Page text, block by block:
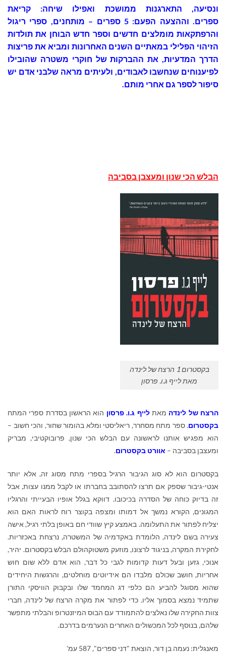
ונסיעה, התארגנות ממושכת ואפילו שיחה: קריאת
ספרים. וההצעה הפעם: 5 ספרים – מותחנים, ספרי ריגול
והרפתקאות מומלצים חדשים וספר חדש הבוחן את תולדות
הזיהוי הפלילי במאתיים השנים האחרונות ומביא את פריצות
הדרך המדעיות, את ההברקות של חוקרי משטרה שהובילו
לפיענוחים שנחשבו לאבודים, ולעיתים מראה שלבני אדם יש
סיפור לספר גם אחרי מותם.
הבלש הכי שנון ומעצבן בסביבה
בקסטרום 1 הרצח של לינדה
מאת לייף ג.ו. פרסון
הרצח של לינדה מאתלייף ג.ו. פרסון הוא הראשון בסדרת ספרי המתח
בקסטרום. ספר מתח מסחרר, ריאליסטי ומלא בהומור שחור, והכי חשוב –
הוא מפגיש אותנו לראשונה עם הבלש הכי שנון, פרובוקטיבי, מבריק
ומעצבן בסביבה – אוורט בקסטרום.
בקסטרום הוא לא סוג הגיבור הרגיל בספרי מתח מסוג זה, אלא יותר
אנטי-גיבור שספק אם תרצו להסתובב בחברתו או לקבל ממנו עצות, אבל
זה בדיוק כוחה של הסדרה בכיכובו. דווקא בגלל אופיו הבעייתי והרגליו
המגונים, הקורא נמשך אל דמותו ומצפה בקוצר רוח לראות האם הוא
יצליח לפתור את התעלומה. באמצע קיץ שוודי חם באופן בלתי רגיל, אישה
צעירה בשם לינדה, הלומדת באקדמיה של המשטרה, נרצחת באכזריות.
לחקירת המקרה, בניגוד לרצונו, מוזעק משטוקהולם הבלש בקסטרום. יהיר,
אנוכי, גזען ובעל דעות קדומות לגבי כל דבר, הוא אדם ללא שום חוש
אחריות, חושב שכולם מלבדו הם אידיוטים מוחלטים, והרגשות היחידים
שהוא מסוגל להביע הם כלפי דג המחמד שלו ובקבוק הוויסקי התורן
שתמיד נמצא בסמוך אליו. כדי לפתור את מקרה הרצח של לינדה, חברי
צוות החקירה שלו נאלצים להתמודד עם הבוס המיזנטרופ והבלתי מתפשר
שלהם, בנוסף לכל המכשולים האחרים הנערמים בדרכם.
מאנגלית: נעמה בן דור, הוצאת "דני ספרים", 587 עמ'